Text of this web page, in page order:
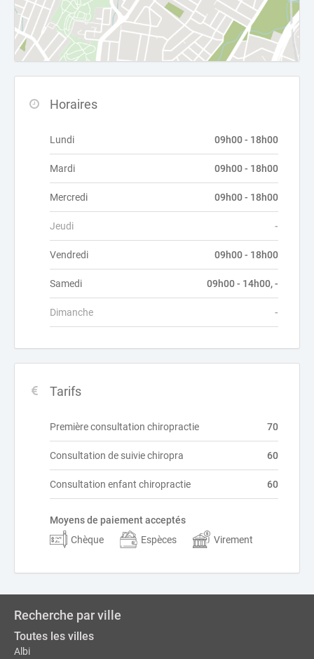
Horaires
Lundi 09h00 - 18h00
Mardi 09h00 - 18h00
Mercredi 09h00 - 18h00
Jeudi -
Vendredi 09h00 - 18h00
Samedi 09h00 - 14h00, -
Dimanche -
Tarifs
Première consultation chiropractie 70
Consultation de suivie chiropra 60
Consultation enfant chiropractie 60
Moyens de paiement acceptés
Chèque
Espèces Virement
Recherche par ville
Toutes les villes
Albi